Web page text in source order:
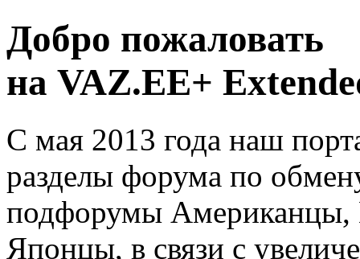
Добро пожаловать
на VAZ.EE+
С мая 2013 года наш
разделы форума по
подфорумы
Японцы, в связи с